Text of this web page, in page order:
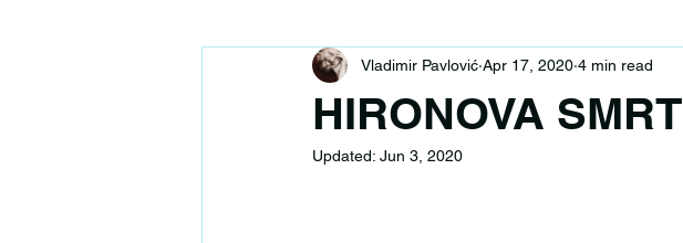
HIRONOVA SMRT
Vladimir Pavlović Apr 17, 2020 4 min read
Updated: Jun 3, 2020